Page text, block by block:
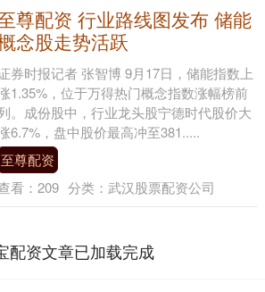
尊配资 行业路线图发布 储能
念股走势活跃
券时报记者 张智博 9月17日，储能指数上
1.35%，位于万得热门概念指数涨幅榜前
。成份股中，行业龙头股宁德时代股价大
6.7%，盘中股价最高冲至381.....
至尊配资
看： 209 分类： 武汉股票配资公司
配资文章已加载完成